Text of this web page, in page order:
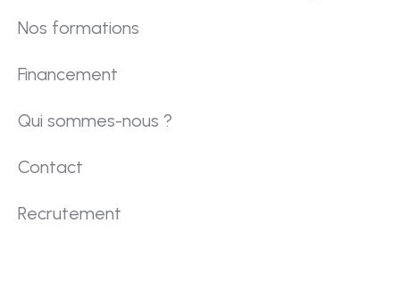
Nos formations
Financement
Qui sommes-nous ?
Contact
Recrutement